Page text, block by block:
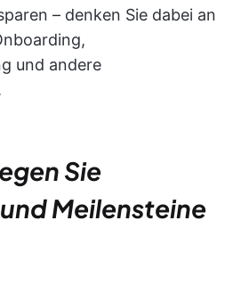
– denken Sie dabei an
und andere
Sie
Meilensteine